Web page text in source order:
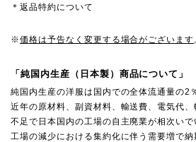
＊返品特約について
※価格は予告なく変更する場合がございます
「純国内生産（日本製）商品について」
純国内生産の洋服は国内での全体流通量の2
近年の原材料、副資材料、輸送費、電気代
不足で日本国内の工場の自主廃業が相次いで
工場の減少における集約化に伴う需要増で